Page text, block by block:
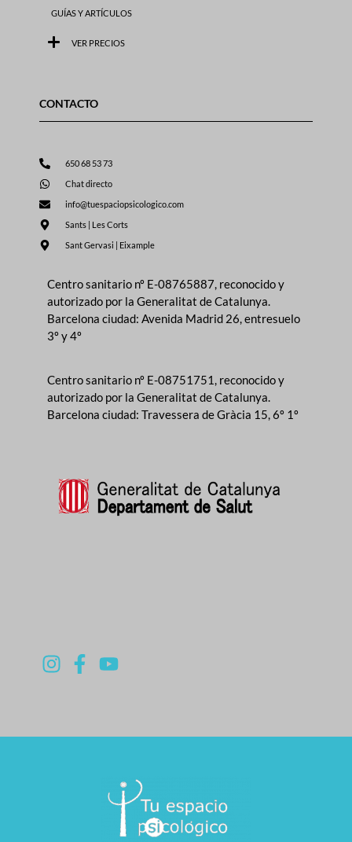
GUÍAS Y ARTÍCULOS
VER PRECIOS
CONTACTO
650 68 53 73
Chat directo
info@tuespaciopsicologico.com
Sants | Les Corts
Sant Gervasi | Eixample
Centro sanitario nº E-08765887, reconocido y
autorizado por la Generalitat de Catalunya.
Barcelona ciudad: Avenida Madrid 26, entresuelo
3º y 4º
Centro sanitario nº E-08751751, reconocido y
autorizado por la Generalitat de Catalunya.
Barcelona ciudad: Travessera de Gràcia 15, 6º 1º